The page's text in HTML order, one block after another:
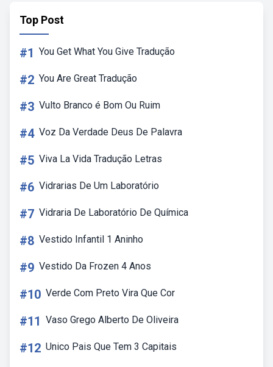
Top Post
#1 You Get What You Give Tradução
#2 You Are Great Tradução
#3 Vulto Branco é Bom Ou Ruim
#4 Voz Da Verdade Deus De Palavra
#5 Viva La Vida Tradução Letras
#6 Vidrarias De Um Laboratório
#7 Vidraria De Laboratório De Química
#8 Vestido Infantil 1 Aninho
#9 Vestido Da Frozen 4 Anos
#10 Verde Com Preto Vira Que Cor
#11 Vaso Grego Alberto De Oliveira
#12 Unico Pais Que Tem 3 Capitais